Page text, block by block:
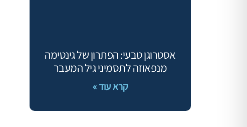
אסטרוגן טבעי: הפתרון של גינטימה
מנפאוזה לתסמיני גיל המעבר
קרא עוד »